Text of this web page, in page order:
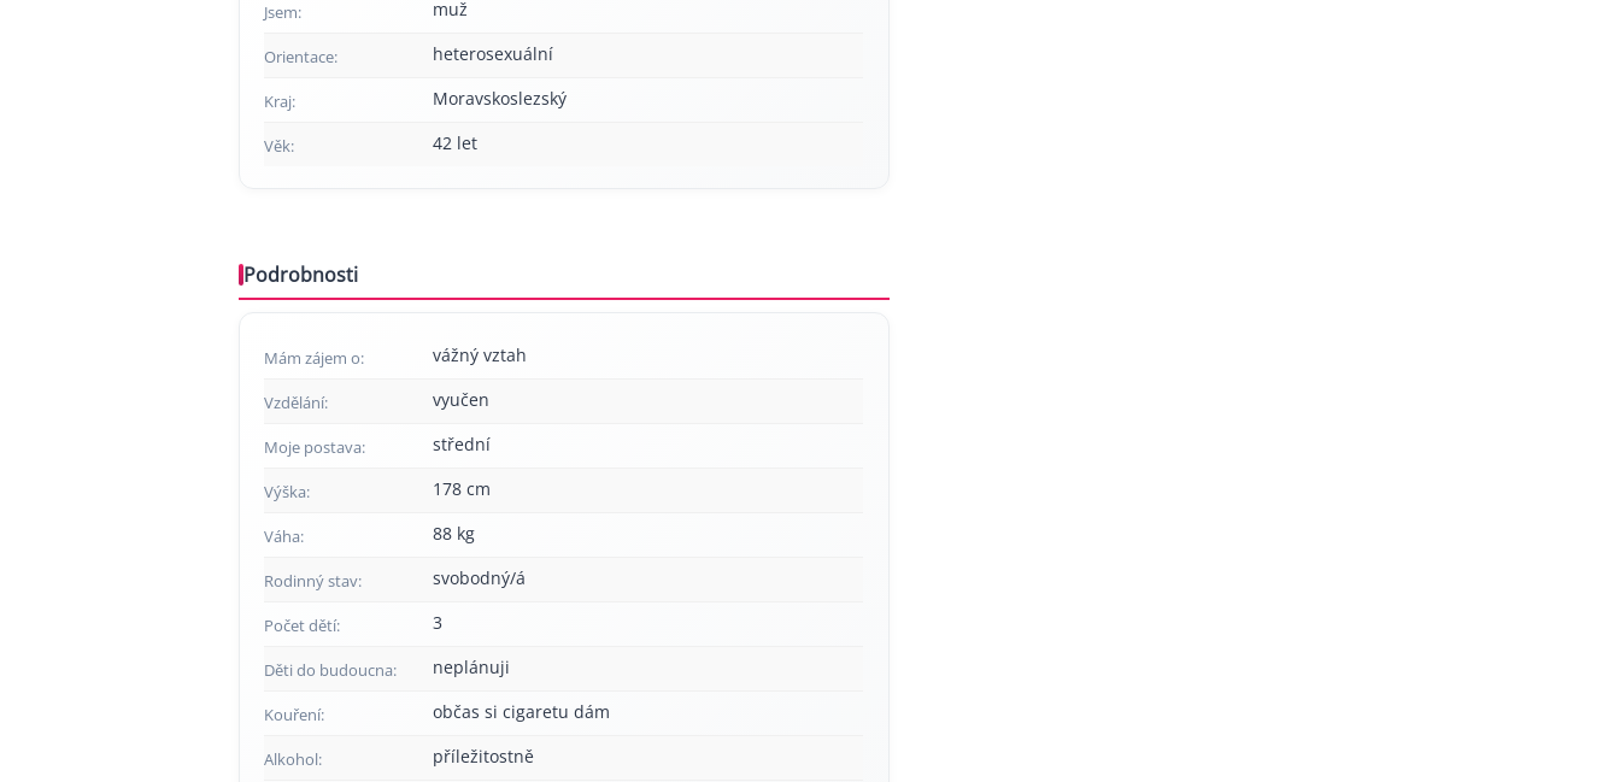
Jsem: muž
Orientace: heterosexuální
Kraj: Moravskoslezský
Věk: 42 let
Podrobnosti
Mám zájem o: vážný vztah
Vzdělání: vyučen
Moje postava: střední
Výška: 178 cm
Váha: 88 kg
Rodinný stav: svobodný/á
Počet dětí: 3
Děti do budoucna: neplánuji
Kouření: občas si cigaretu dám
Alkohol: příležitostně